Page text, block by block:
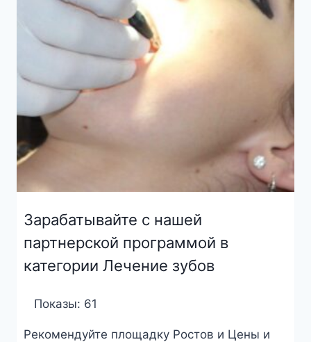
Зарабатывайте с нашей
партнерской программой в
категории Лечение зубов
Показы: 61
Рекомендуйте площадку Ростов и Цены и